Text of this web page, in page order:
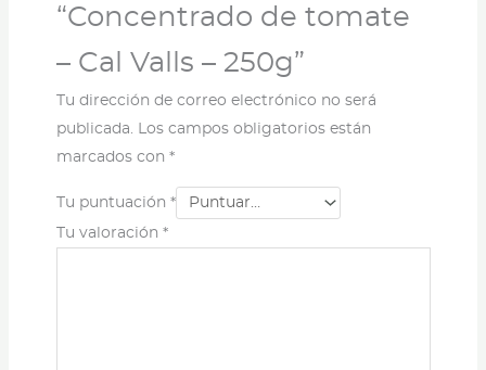
“Concentrado de tomate
– Cal Valls – 250g”
Tu dirección de correo electrónico no será
publicada. Los campos obligatorios están
marcados con *
Tu puntuación *
Tu valoración *